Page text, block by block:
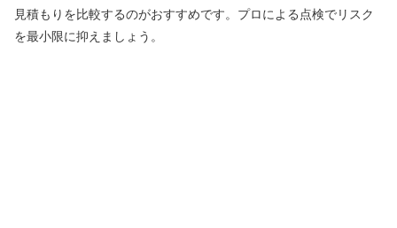
見積もりを比較するのがおすすめです。プロによる点検でリスク
を最小限に抑えましょう。